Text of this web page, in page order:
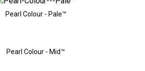
Pearl Colour - Pale™
Pearl Colour - Mid™